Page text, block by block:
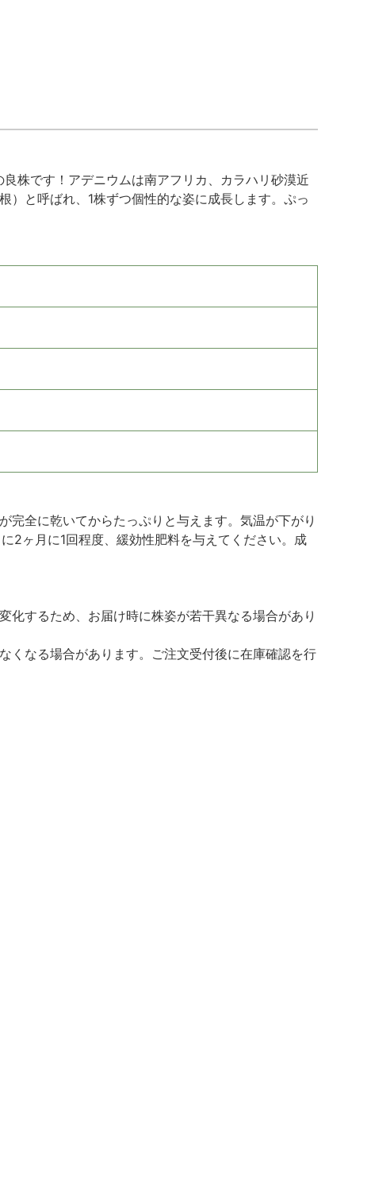
株です！アデニウムは南アフリカ、カラハリ砂漠近
）と呼ばれ、1株ずつ個性的な姿に成長します。ぷっ
全に乾いてからたっぷりと与えます。気温が下がり
2ヶ月に1回程度、緩効性肥料を与えてください。成
化するため、お届け時に株姿が若干異なる場合があり
くなる場合があります。ご注文受付後に在庫確認を行